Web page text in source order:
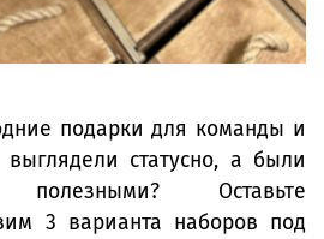
подарки для команды и
статусно, а были
Оставьте
3 варианта наборов под